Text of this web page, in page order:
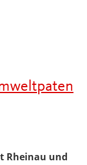
Rheinau und